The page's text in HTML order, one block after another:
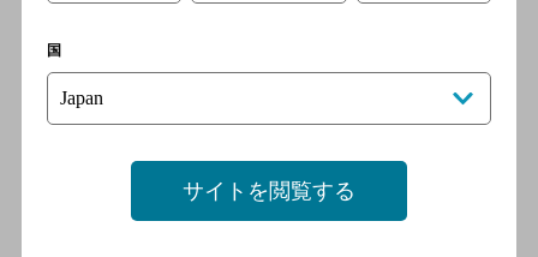
[居酒屋]
磐越東線 いわき駅／ＪＲゆ
うゆうあぶくまライン いわ
き駅
酔喰楽
国
サイトを閲覧する